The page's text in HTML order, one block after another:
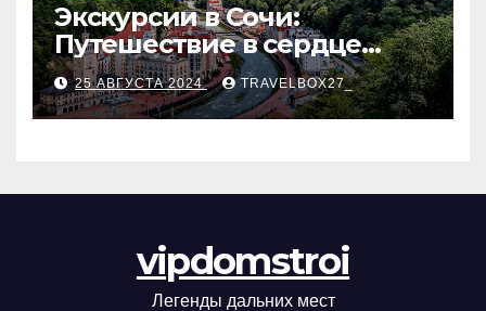
Экскурсии в Сочи:
Путешествие в сердце
Черноморского курорта
25 АВГУСТА 2024 TRAVELBOX27_
vipdomstroi
Легенды дальних мест